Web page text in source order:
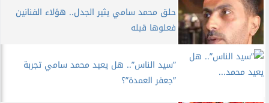
حلق محمد سامي يثير الجدل.. هؤلاء الفنانين
فعلوها قبله
”سيد الناس”.. هل يعيد محمد سامي تجربة
”جعفر العمدة”؟